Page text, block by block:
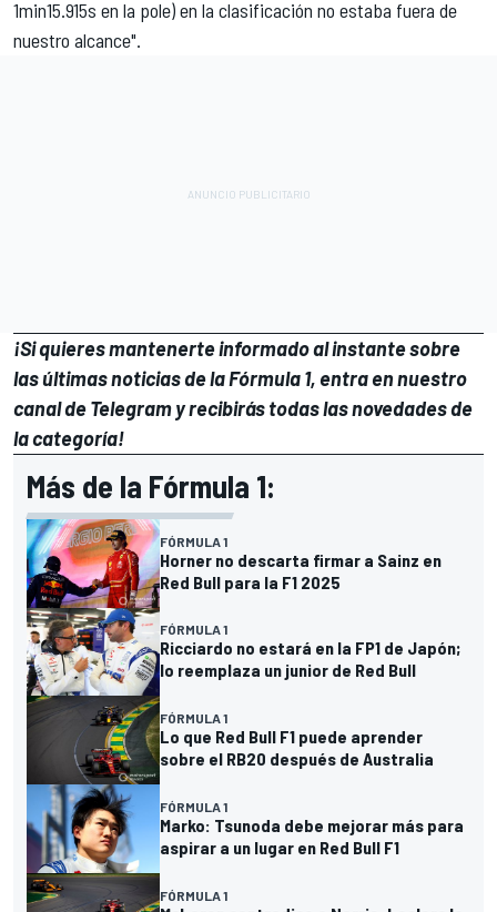
1min15.915s en la pole) en la clasificación no estaba fuera de
nuestro alcance".
¡Si quieres mantenerte informado al instante sobre
las últimas noticias de la Fórmula 1, entra ennuestro
canal de Telegramy recibirás todas las novedades de
la categoría!
Más de la Fórmula 1:
FÓRMULA 1
Horner no descarta firmar a Sainz en
Red Bull para la F1 2025
FÓRMULA 1
Ricciardo no estará en la FP1 de Japón;
lo reemplaza un junior de Red Bull
FÓRMULA 1
Lo que Red Bull F1 puede aprender
sobre el RB20 después de Australia
FÓRMULA 1
Marko: Tsunoda debe mejorar más para
aspirar a un lugar en Red Bull F1
FÓRMULA 1